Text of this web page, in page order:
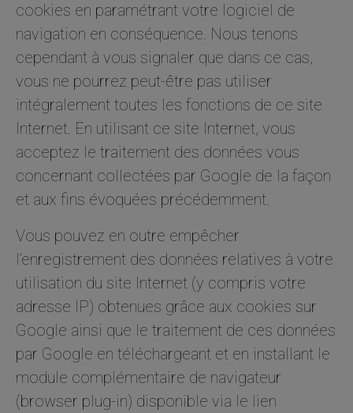
cookies en paramétrant votre logiciel de
navigation en conséquence. Nous tenons
cependant à vous signaler que dans ce cas,
vous ne pourrez peut-être pas utiliser
intégralement toutes les fonctions de ce site
Internet. En utilisant ce site Internet, vous
acceptez le traitement des données vous
concernant collectées par Google de la façon
et aux fins évoquées précédemment.
Vous pouvez en outre empêcher
l’enregistrement des données relatives à votre
utilisation du site Internet (y compris votre
adresse IP) obtenues grâce aux cookies sur
Google ainsi que le traitement de ces données
par Google en téléchargeant et en installant le
module complémentaire de navigateur
(browser plug-in) disponible via le lien